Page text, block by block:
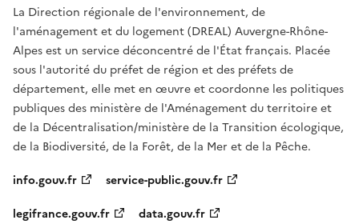
La Direction régionale de l'environnement, de
l'aménagement et du logement (DREAL) Auvergne-Rhône-
Alpes est un service déconcentré de l'État français. Placée
sous l'autorité du préfet de région et des préfets de
département, elle met en œuvre et coordonne les politiques
publiques des ministère de l'Aménagement du territoire et
de la Décentralisation/ministère de la Transition écologique,
de la Biodiversité, de la Forêt, de la Mer et de la Pêche.
info.gouv.fr
service-public.gouv.fr
legifrance.gouv.fr
data.gouv.fr